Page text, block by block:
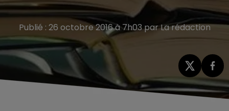
Publié : 26 octobre 2016 à 7h03 par La rédaction